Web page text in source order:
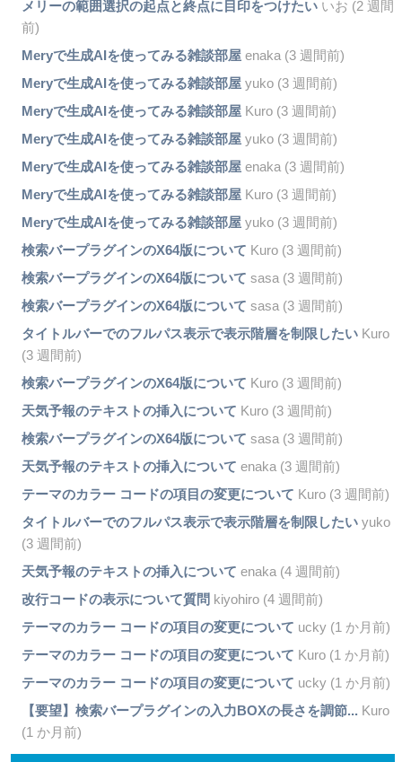
メリーの範囲選択の起点と終点に目印をつけたいいお (2 週間
前)
Meryで生成AIを使ってみる雑談部屋enaka (3 週間前)
Meryで生成AIを使ってみる雑談部屋yuko (3 週間前)
Meryで生成AIを使ってみる雑談部屋Kuro (3 週間前)
Meryで生成AIを使ってみる雑談部屋yuko (3 週間前)
Meryで生成AIを使ってみる雑談部屋enaka (3 週間前)
Meryで生成AIを使ってみる雑談部屋Kuro (3 週間前)
Meryで生成AIを使ってみる雑談部屋yuko (3 週間前)
検索バープラグインのX64版について Kuro (3 週間前)
検索バープラグインのX64版について sasa (3 週間前)
検索バープラグインのX64版について sasa (3 週間前)
タイトルバーでのフルパス表示で表示階層を制限したいKuro
(3 週間前)
検索バープラグインのX64版について Kuro (3 週間前)
天気予報のテキストの挿入について Kuro (3 週間前)
検索バープラグインのX64版について sasa (3 週間前)
天気予報のテキストの挿入について enaka (3 週間前)
テーマのカラー コードの項目の変更について Kuro (3 週間前)
タイトルバーでのフルパス表示で表示階層を制限したいyuko
(3 週間前)
天気予報のテキストの挿入について enaka (4 週間前)
改行コードの表示について質問 kiyohiro (4 週間前)
テーマのカラー コードの項目の変更について ucky (1 か月前)
テーマのカラー コードの項目の変更について Kuro (1 か月前)
テーマのカラー コードの項目の変更について ucky (1 か月前)
【要望】検索バープラグインの入力BOXの長さを調節... Kuro
(1 か月前)